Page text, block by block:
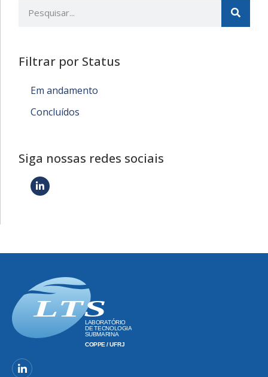
Filtrar por Status
Em andamento
Concluídos
Siga nossas redes sociais